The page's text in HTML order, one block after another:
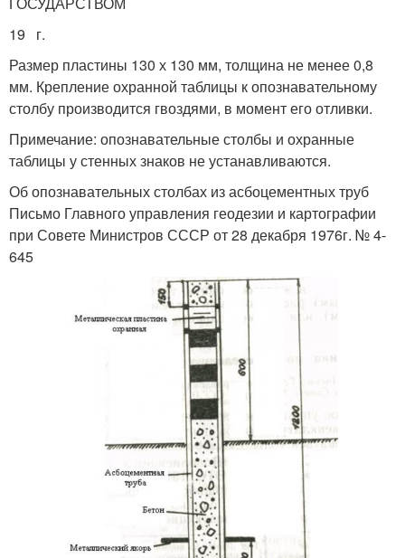
19 г.
Размер пластины 130 х 130 мм, толщина не менее 0,8
мм. Крепление охранной таблицы к опознавательному
столбу производится гвоздями, в момент его отливки.
Примечание: опознавательные столбы и охранные
таблицы у стенных знаков не устанавливаются.
Об опознавательных столбах из асбоцементных труб
Письмо Главного управления геодезии и картографии
при Совете Министров СССР от 28 декабря 1976г. № 4-
645